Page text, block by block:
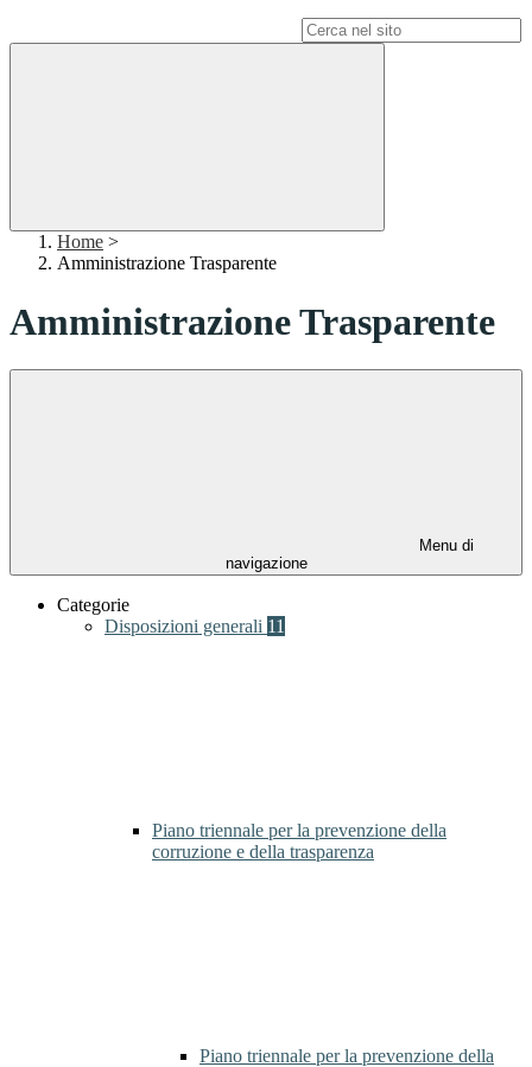
Home >
Amministrazione Trasparente
Amministrazione Trasparente
Menu di
navigazione
Categorie
Disposizioni generali 11
Piano triennale per la prevenzione della
corruzione e della trasparenza
Piano triennale per la prevenzione della